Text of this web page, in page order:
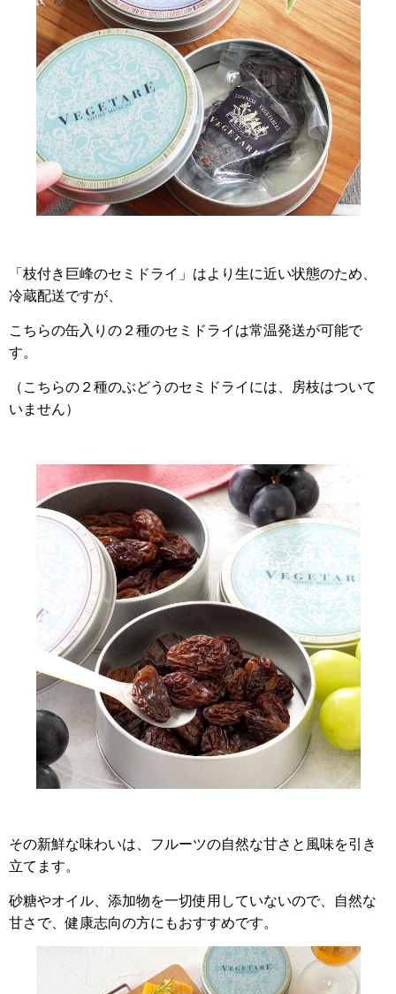
「枝付き巨峰のセミドライ」はより生に近い状態のため、
冷蔵配送ですが、
こちらの缶入りの２種のセミドライは常温発送が可能で
す。
（こちらの２種のぶどうのセミドライには、房枝はついて
いません）
その新鮮な味わいは、フルーツの自然な甘さと風味を引き
立てます。
砂糖やオイル、添加物を一切使用していないので、自然な
甘さで、健康志向の方にもおすすめです。